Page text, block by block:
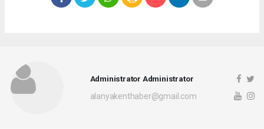
Administrator Administrator
alanyakenthaber@gmail.com